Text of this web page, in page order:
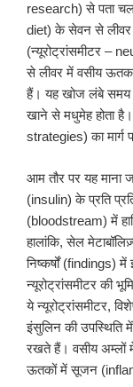
research) से पता
diet) के सेवन से लीवर
(न्यूरोट्रांसमीटर –
से लीवर में वसीय
हैं। यह खोज लंबे समय
खाने से मधुमेह होता
strategies) का
आम तौर पर यह माना
(insulin) के प्रति
(bloodstream) में
हालांकि, सेल
निष्कर्षों (findings)
न्यूरोट्रांसमीटर की
ये न्यूरोट्रांसमीटर,
इंसुलिन की उपस्थिति
रखते हैं। वसीय अम्लों
ऊतकों में सूजन